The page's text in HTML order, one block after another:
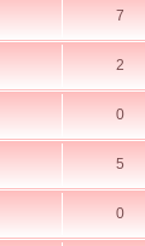
7
2
0
5
0